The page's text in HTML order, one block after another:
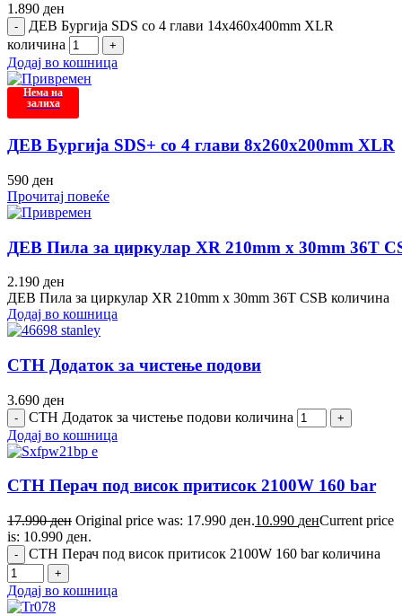
1.890 ден
ДЕВ Бургија SDS со 4 глави 14x460x400mm XLR
количина
Додај во кошница
Нема на
залиха
ДЕВ Бургија SDS+ со 4 глави 8x260x200mm XLR
590 ден
Прочитај повеќе
ДЕВ Пила за циркулар XR 210mm x 30mm 36T
2.190 ден
ДЕВ Пила за циркулар XR 210mm x 30mm 36T CSB количина
Додај во кошница
СТН Додаток за чистење подови
3.690 ден
СТН Додаток за чистење подови количина
Додај во кошница
СТН Перач под висок притисок 2100W 160 bar
17.990ден Original price was: 17.990 ден.10.990 денCurrent price
is: 10.990 ден.
СТН Перач под висок притисок 2100W 160 bar количина
Додај во кошница